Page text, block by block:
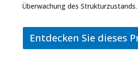
Überwachung des Strukturzustands.
Entdecken Sie dieses